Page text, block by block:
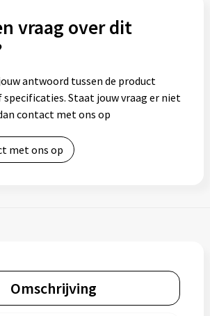
vraag over dit
antwoord tussen de product
Staat jouw vraag er niet
contact met ons op
met ons op
Omschrijving